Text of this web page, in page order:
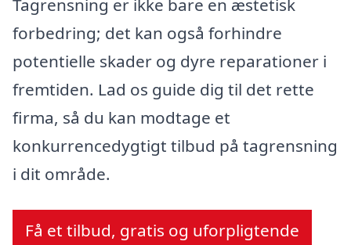
Tagrensning er ikke bare en æstetisk
forbedring; det kan også forhindre
potentielle skader og dyre reparationer i
fremtiden. Lad os guide dig til det rette
firma, så du kan modtage et
konkurrencedygtigt tilbud på tagrensning
i dit område.
Få et tilbud, gratis og uforpligtende